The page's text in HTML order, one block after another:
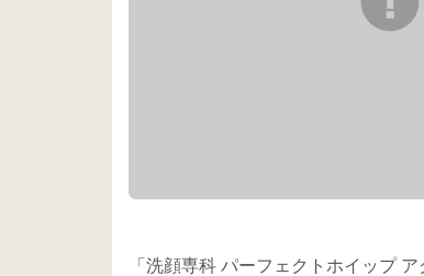
「洗顔専科 パーフェクトホイップ